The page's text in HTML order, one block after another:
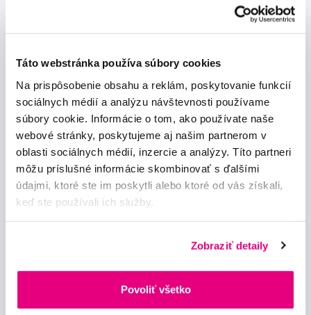
Táto webstránka používa súbory cookies
Na prispôsobenie obsahu a reklám, poskytovanie funkcií
sociálnych médií a analýzu návštevnosti používame
súbory cookie. Informácie o tom, ako používate naše
webové stránky, poskytujeme aj našim partnerom v
oblasti sociálnych médií, inzercie a analýzy. Títo partneri
môžu príslušné informácie skombinovať s ďalšími
údajmi, ktoré ste im poskytli alebo ktoré od vás získali,
keď ste používali ich služby.
Zobraziť detaily
Povoliť všetko
Chci dostávat informace o novinkách a akčních nabídkách
a souhlasím sezpracováním osobních údajůpro tyto účely.